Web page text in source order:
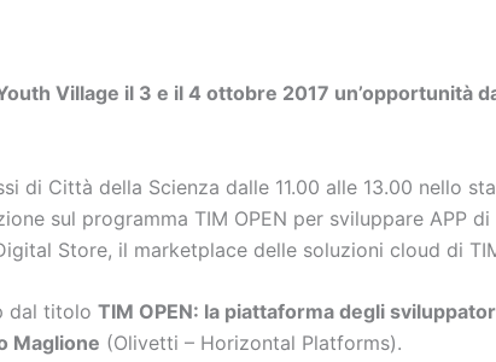
Village il 3 e il 4 ottobre 2017 un’opportunità
di Città della Scienza dalle 11.00 alle 13.00 nello
sul programma TIM OPEN per sviluppare APP
Store, il marketplace delle soluzioni cloud di
dal titolo TIM OPEN: la piattaforma degli
Maglione (Olivetti – Horizontal Platforms).